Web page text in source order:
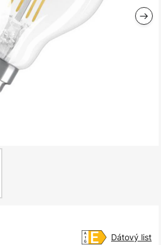
Dátový list